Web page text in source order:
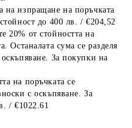
изпращане на поръчката
до 400 лв. / €204,52
20% от стойността на
Останалата сума се разделя
За покупки на
на поръчката се
с оскъпяване. За
/ €1022.61